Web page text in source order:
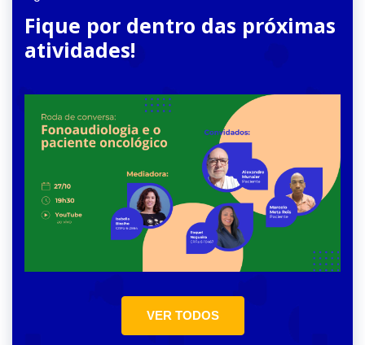
Fique por dentro das próximas
atividades!
VER TODOS